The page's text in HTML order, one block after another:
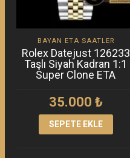
BAYAN ETA SAATLER
Rolex Datejust 126233
Taşlı Siyah Kadran 1:1
Super Clone ETA
35.000 ₺
SEPETE EKLE